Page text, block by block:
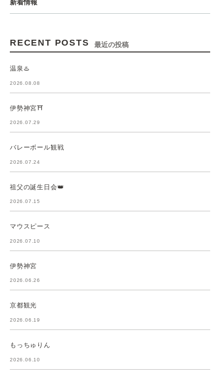
新着情報
RECENT POSTS 最近の投稿
温泉♨️
2026.08.08
伊勢神宮⛩️
2026.07.29
バレーボール観戦
2026.07.24
祖父の誕生日会👑
2026.07.15
マウスピース
2026.07.10
伊勢神宮
2026.06.26
京都観光
2026.06.19
もっちゅりん
2026.06.10